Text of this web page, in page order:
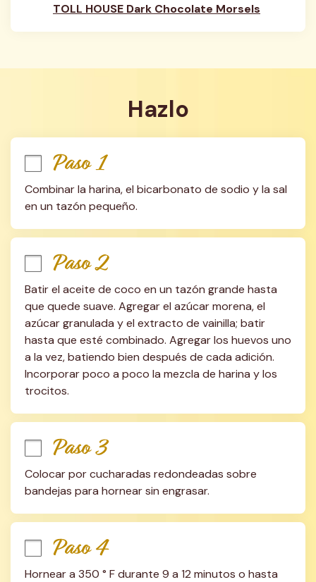
TOLL HOUSE Dark Chocolate Morsels
Hazlo
Paso 1
Combinar la harina, el bicarbonato de sodio y la sal
en un tazón pequeño.
Paso 2
Batir el aceite de coco en un tazón grande hasta
que quede suave. Agregar el azúcar morena, el
azúcar granulada y el extracto de vainilla; batir
hasta que esté combinado. Agregar los huevos uno
a la vez, batiendo bien después de cada adición.
Incorporar poco a poco la mezcla de harina y los
trocitos.
Paso 3
Colocar por cucharadas redondeadas sobre
bandejas para hornear sin engrasar.
Paso 4
Hornear a 350 ° F durante 9 a 12 minutos o hasta